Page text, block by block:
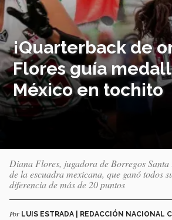
¡Quarterback de
Flores guía
México en tochito
Diana Flores, jugadora de Borregos Santa
de la escuadra mexicana, que ganó todos
diferencia de más de 20 puntos
Por LUIS ESTRADA | REDACCIÓN NACIONAL